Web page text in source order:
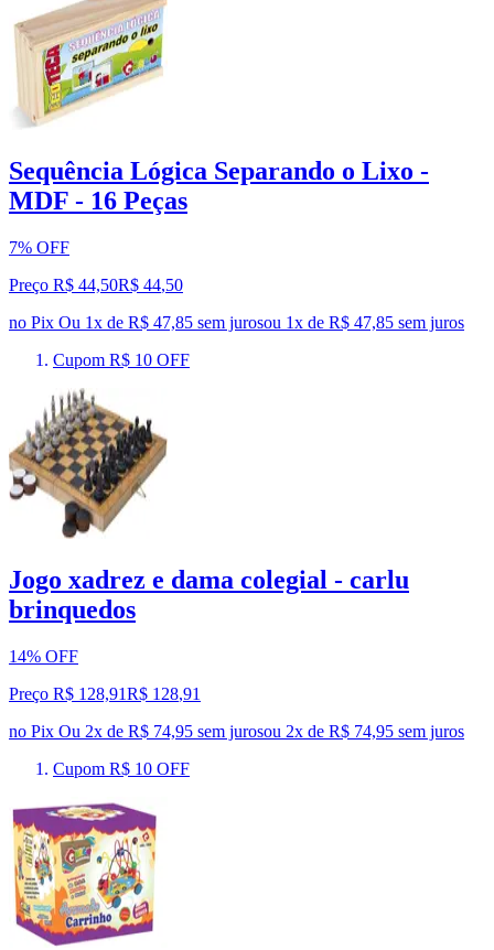
Sequência Lógica Separando o Lixo -
MDF - 16 Peças
7% OFF
Preço R$ 44,50R$ 44,50
no Pix Ou 1x de R$ 47,85 sem jurosou 1x de R$ 47,85 sem juros
Cupom R$ 10 OFF
Jogo xadrez e dama colegial - carlu
brinquedos
14% OFF
Preço R$ 128,91R$ 128,91
no Pix Ou 2x de R$ 74,95 sem jurosou 2x de R$ 74,95 sem juros
Cupom R$ 10 OFF